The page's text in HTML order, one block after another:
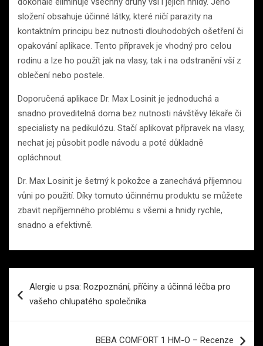
složení obsahuje účinné látky, které ničí parazity na
kontaktním principu bez nutnosti dlouhodobých ošetření či
opakování aplikace. Tento přípravek je vhodný pro celou
rodinu a lze ho použít jak na vlasy, tak i na odstranění vší z
oblečení nebo postele.
Doporučená aplikace Dr. Max Losinit je jednoduchá a
snadno proveditelná doma bez nutnosti návštěvy lékaře či
specialisty na pedikulózu. Stačí aplikovat přípravek na vlasy,
nechat jej působit podle návodu a poté důkladně
opláchnout.
Dr. Max Losinit je šetrný k pokožce a zanechává příjemnou
vůni po použití. Díky tomuto účinnému produktu se můžete
zbavit nepříjemného problému s všemi a hnidy rychle,
snadno a efektivně.
proAlergie u psa: Rozpoznání, příčiny a účinná léčba pro
vašeho chlupatého společníka
BEBA COMFORT 1 HM-O – Recenze